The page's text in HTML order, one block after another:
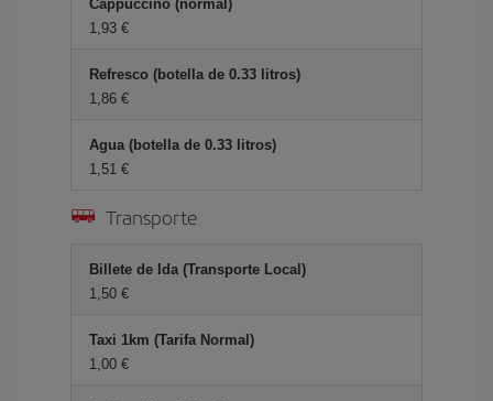
Cappuccino (normal)
1,93 €
Refresco (botella de 0.33 litros)
1,86 €
Agua (botella de 0.33 litros)
1,51 €
Transporte
Billete de Ida (Transporte Local)
1,50 €
Taxi 1km (Tarifa Normal)
1,00 €